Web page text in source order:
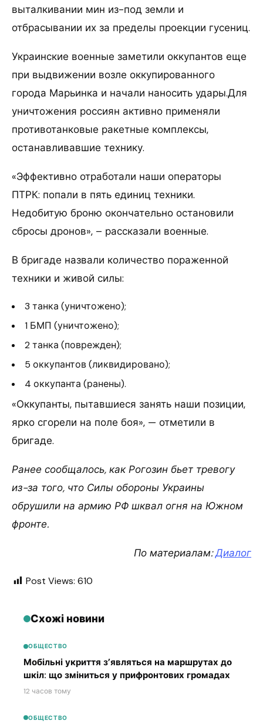
выталкивании мин из-под земли и
отбрасывании их за пределы проекции гусениц.
Украинские военные заметили оккупантов еще
при выдвижении возле оккупированного
города Марьинка и начали наносить удары.Для
уничтожения россиян активно применяли
противотанковые ракетные комплексы,
останавливавшие технику.
«Эффективно отработали наши операторы
ПТРК: попали в пять единиц техники.
Недобитую броню окончательно остановили
сбросы дронов», – рассказали военные.
В бригаде назвали количество пораженной
техники и живой силы:
3 танка (уничтожено);
1 БМП (уничтожено);
2 танка (поврежден);
5 оккупантов (ликвидировано);
4 оккупанта (ранены).
«Оккупанты, пытавшиеся занять наши позиции,
ярко сгорели на поле боя», — отметили в
бригаде.
Ранее сообщалось, как Рогозин бьет тревогу
из-за того, что Силы обороны Украины
обрушили на армию РФ шквал огня на Южном
фронте.
По материалам:Диалог
Post Views: 610
Схожі новини
ОБЩЕСТВО
Мобільні укриття з’являться на маршрутах до
шкіл: що зміниться у прифронтових громадах
12 часов тому
ОБЩЕСТВО